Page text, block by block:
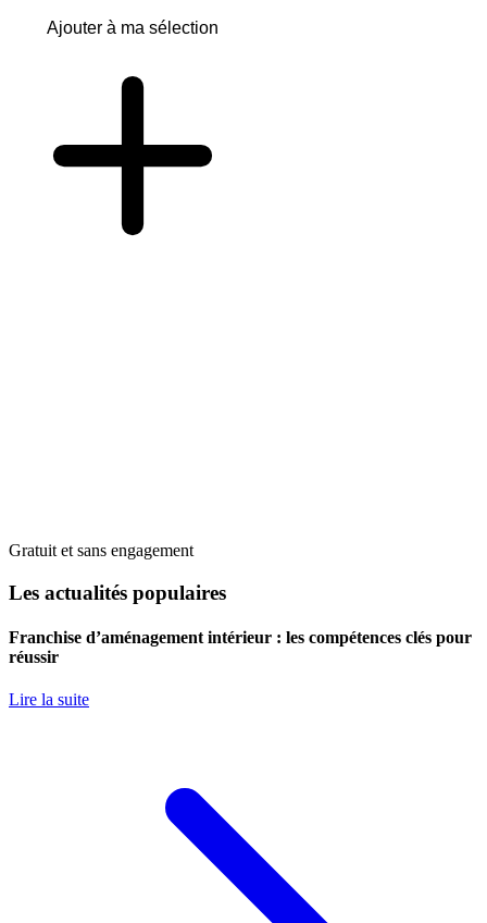
Ajouter à ma sélection
Gratuit et sans engagement
Les actualités populaires
Franchise d’aménagement intérieur : les compétences clés pour
réussir
Lire la suite